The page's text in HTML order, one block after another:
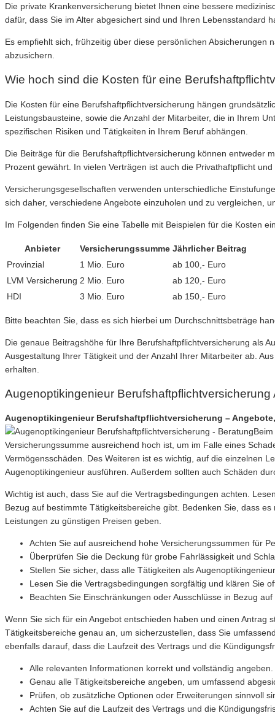
Die private Krankenversicherung bietet Ihnen eine bessere
dafür, dass Sie im Alter abgesichert sind und Ihren Lebensstandard
Es empfiehlt sich, frühzeitig über diese persönlichen
abzusichern.
Wie hoch sind die Kosten für eine
Die Kosten für eine Berufshaftpflichtversicherung hängen
Leistungsbausteine, sowie die Anzahl der Mitarbeiter, die in Ihrem
spezifischen Risiken und Tätigkeiten in Ihrem Beruf abhängen.
Die Beiträge für die Berufshaftpflichtversicherung können entweder
Prozent gewährt. In vielen Verträgen ist auch die Privathaftpflicht
Versicherungsgesellschaften verwenden unterschiedliche
sich daher, verschiedene Angebote einzuholen und zu vergleichen,
Im Folgenden finden Sie eine Tabelle mit Beispielen für die Kosten
Anbieter Versicherungssumme Jährlicher Beitrag
Provinzial
1 Mio. Euro
ab 100,- Euro
LVM Versicherung 2 Mio. Euro
ab 120,- Euro
HDI
3 Mio. Euro ab 150,- Euro
Bitte beachten Sie, dass es sich hierbei um Durchschnittsbeträge
Die genaue Beitragshöhe für Ihre Berufshaftpflichtversicherung als
Ausgestaltung Ihrer Tätigkeit und der Anzahl Ihrer Mitarbeiter ab.
erhalten.
Augenoptikingenieur
Augenoptikingenieur Berufshaftpflichtversicherung –
Versicherungssumme ausreichend hoch ist, um im Falle eines
Vermögensschäden. Des Weiteren ist es wichtig, auf die einzelnen
Augenoptikingenieur ausführen. Außerdem sollten auch Schäden
Wichtig ist auch, dass Sie auf die Vertragsbedingungen achten.
Bezug auf bestimmte Tätigkeitsbereiche gibt. Bedenken Sie, dass
Leistungen zu günstigen Preisen geben.
Achten Sie auf ausreichend hohe Versicherungssummen für
Überprüfen Sie die Deckung für grobe Fahrlässigkeit und
Stellen Sie sicher, dass alle Tätigkeiten als
Lesen Sie die Vertragsbedingungen sorgfältig und klären Sie
Beachten Sie Einschränkungen oder Ausschlüsse in Bezug
Wenn Sie sich für ein Angebot entschieden haben und einen
Tätigkeitsbereiche genau an, um sicherzustellen, dass Sie
ebenfalls darauf, dass die Laufzeit des Vertrags und die
Alle relevanten Informationen korrekt und vollständig angeben.
Genau alle Tätigkeitsbereiche angeben, um umfassend
Prüfen, ob zusätzliche Optionen oder Erweiterungen sinnvoll
Achten Sie auf die Laufzeit des Vertrags und die